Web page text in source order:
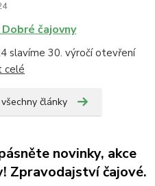
čajovny
slavíme 30. výročí otevření
celé
články
novinky, akce
Zpravodajství čajové.